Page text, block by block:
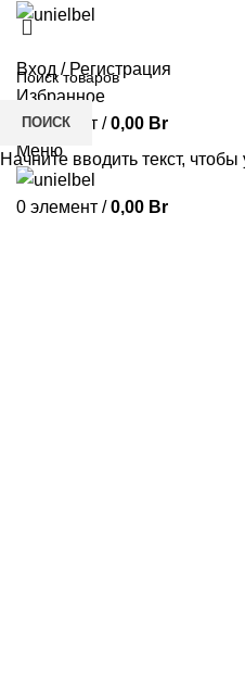
Вход / Регистрация
Избранное
0элемент / 0,00 Br
Меню
0 элемент / 0,00 Br
ПОИСК
Начните вводить текст,